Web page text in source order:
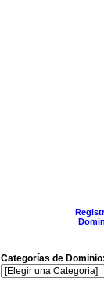
Categorías de Dominio: